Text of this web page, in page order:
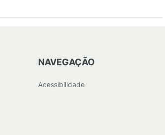
NAVEGAÇÃO
Acessibilidade